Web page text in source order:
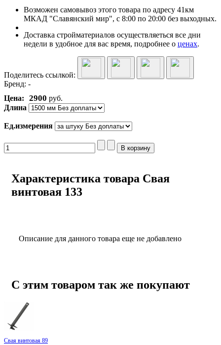
Возможен самовывоз этого товара по адресу 41км
МКАД "Славянский мир", с 8:00 по 20:00 без выходных.
Доставка стройматериалов осуществляеться все дни
недели в удобное для вас время, подробнее о ценах.
Поделитесь ссылкой:
Бренд: -
Цена:
2900 руб.
Длина
Ед.измерения
Характеристика товара Свая
винтовая 133
Описание для данного товара еще не добавлено
С этим товаром так же покупают
Свая винтовая 89